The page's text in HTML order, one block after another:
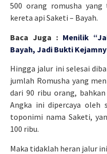
500 orang romusha
kereta api Saketi – Bayah.
Baca Juga : Menilik
Bayah, Jadi Bukti
Hingga jalur ini selesai
jumlah Romusha yang
dari 90 ribu orang,
Angka ini dipercaya oleh
toponimi nama Saketi,
100 ribu.
Maka tidaklah heran jalur